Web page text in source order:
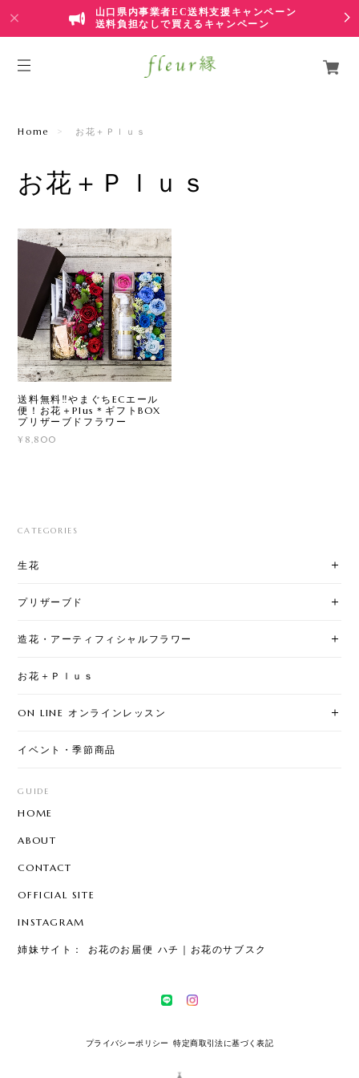
山口県内事業者EC送料支援キャンペーン
送料負担なしで買えるキャンペーン
Home お花＋Ｐｌｕｓ
お花＋Ｐｌｕｓ
送料無料‼︎やまぐちECエール
便！お花＋Plus＊ギフトBOX
プリザーブドフラワー
¥8,800
CATEGORIES
生花
プリザーブド
造花・アーティフィシャルフラワー
お花＋Ｐｌｕｓ
ON LINE オンラインレッスン
イベント・季節商品
GUIDE
HOME
ABOUT
CONTACT
OFFICIAL SITE
INSTAGRAM
姉妹サイト： お花のお届便 ハチ｜お花のサブスク
プライバシーポリシー 特定商取引法に基づく表記